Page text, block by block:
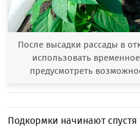
После высадки рассады в
использовать
предусмотреть
Подкормки начинают спустя